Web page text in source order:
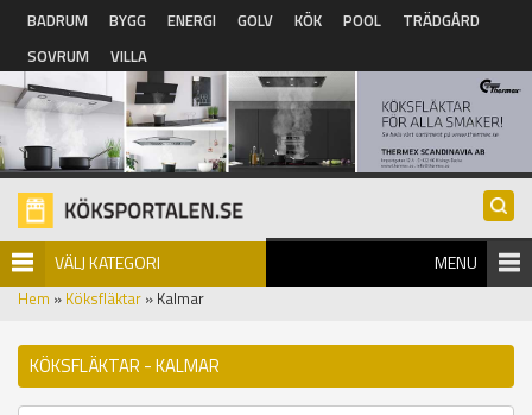
Hoppa till huvudinnehåll
BADRUM BYGG ENERGI GOLV KÖK POOL
TRÄDGÅRD
SOVRUM
VILLA
VÄLJ KATEGORI MENU
Hem » Köksfläktar » Kalmar
KÖKSFLÄKTAR - KALMAR